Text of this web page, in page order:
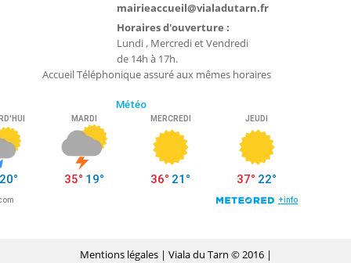
mairieaccueil@vialadutarn.fr
Horaires d'ouverture :
Lundi , Mercredi et Vendredi
de 14h à 17h.
Accueil Téléphonique assuré aux mêmes horaires
Mentions légales | Viala du Tarn © 2016 |